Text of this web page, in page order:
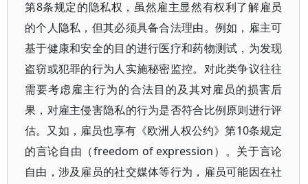
第8条规定的隐私权，虽然雇主显然有权利了解雇员
的个人隐私，但其必须具备合法理由。例如，雇主可
基于健康和安全的目的进行医疗和药物测试，为发现
盗窃或犯罪的行为人实施秘密监控。对此类争议往往
需要考虑雇主行为的合法目的及其对雇员的损害后
果，对雇主侵害隐私的行为是否符合比例原则进行评
估。又如，雇员也享有《欧洲人权公约》第10条规定
的言论自由（freedom of expression）。关于言论
自由，涉及雇员的社交媒体等行为，雇员可能因在社